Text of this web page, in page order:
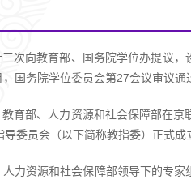
次向教育部、国务院学位办提议，
国务院学位委员会第27会议审议通
育部、人力资源和社会保障部在
委员会（以下简称教指委）正式成
力资源和社会保障部领导下的专